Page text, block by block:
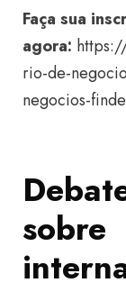
Faça sua
agora:
rio-de-
negocios-
sobre